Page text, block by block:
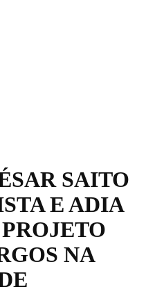
SAITO
E ADIA
NA